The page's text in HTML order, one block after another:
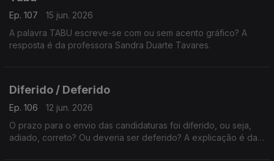
Ep. 107
15 jun. 2026
A palavra TABU escreve-se com ou sem acento gráfico? A
resposta é da professora Sandra Duarte Tavares.
Diferido / Deferido
Ep. 106
12 jun. 2026
O prazo para o envio das candidaturas foi diferido, ou seja,
adiado, correto? Ou deveria ser deferido? A explicação é da